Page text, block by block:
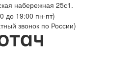
набережная 25с1.
до 19:00 пн-пт)
звонок по России)